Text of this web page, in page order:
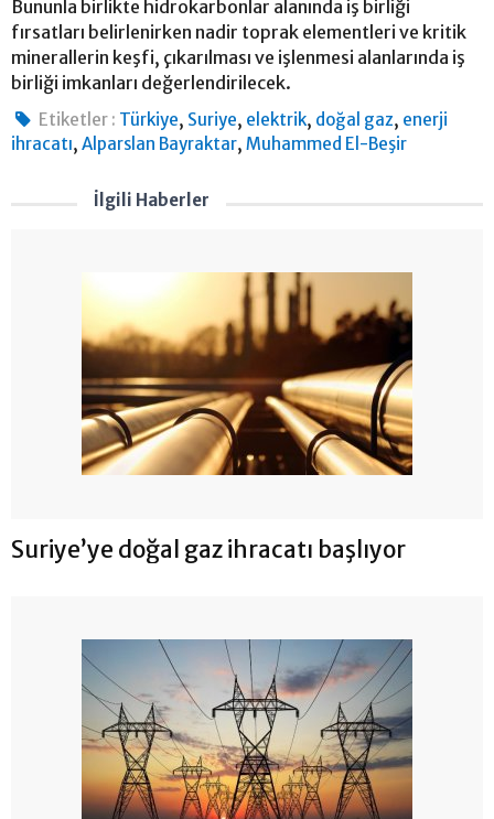
Bununla birlikte hidrokarbonlar alanında iş birliği
fırsatları belirlenirken nadir toprak elementleri ve kritik
minerallerin keşfi, çıkarılması ve işlenmesi alanlarında iş
birliği imkanları değerlendirilecek.
Etiketler : Türkiye, Suriye, elektrik, doğal gaz, enerji
ihracatı, Alparslan Bayraktar, Muhammed El-Beşir
İlgili Haberler
Suriye’ye doğal gaz ihracatı başlıyor